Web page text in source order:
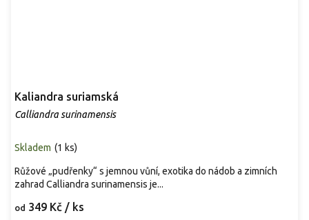
Kaliandra suriamská
Calliandra surinamensis
Skladem (1 ks)
od 349 Kč / ks
Růžové „pudřenky“ s jemnou vůní, exotika do nádob a zimních
zahrad Calliandra surinamensis je...